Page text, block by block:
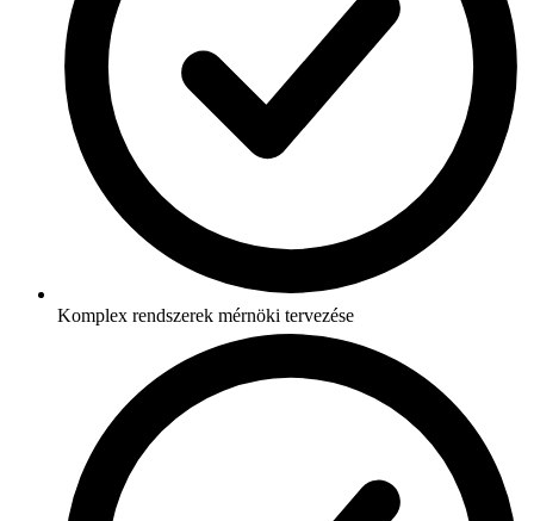
Komplex rendszerek mérnöki tervezése